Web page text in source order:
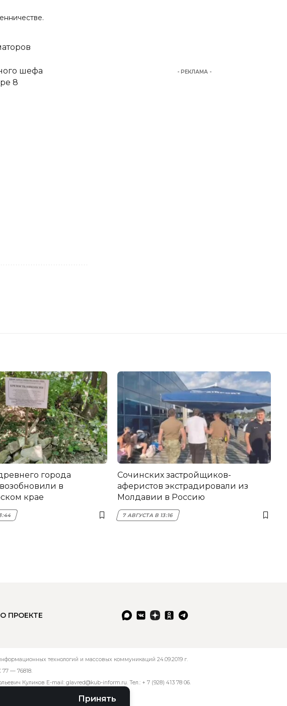
Принять
.
шефа
8
- РЕКЛАМА -
города
в
крае
Сочинских застройщиков-
аферистов экстрадировали из
Молдавии в Россию
7 АВГУСТА В 13:16
О ПРОЕКТЕ
технологий и массовых коммуникаций 24.09.2019 г.
— 76818.
Куликов E-mail: glavred@kub-inform.ru. Тел.: + 7 (928) 413 78 06.